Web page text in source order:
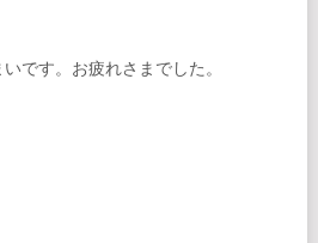
です。お疲れさまでした。